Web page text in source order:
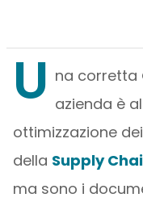
U na corretta
azienda è
ottimizzazione
della Supply
ma sono i